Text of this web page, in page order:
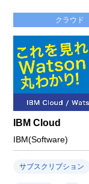
クラウド
IBM Cloud
IBM(Software)
サブスクリプション